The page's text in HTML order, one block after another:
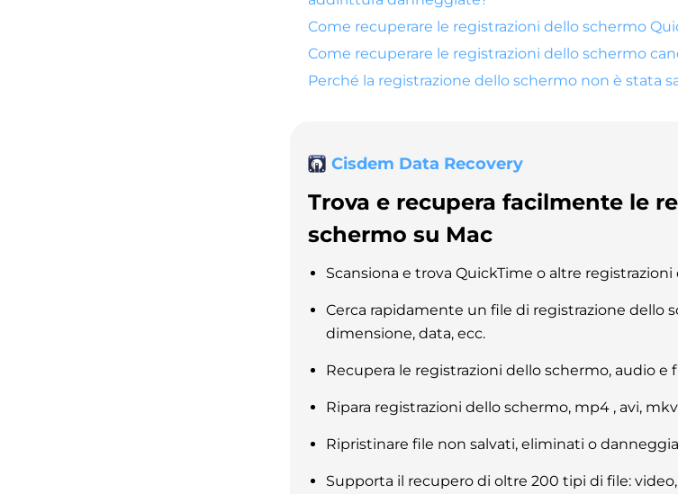
Come recuperare le registrazioni dello schermo
Come recuperare le registrazioni dello schermo
Perché la registrazione dello schermo non è stata
Cisdem Data Recovery
Trova e recupera facilmente le
schermo su Mac
Scansiona e trova QuickTime o altre
Cerca rapidamente un file di registrazione dello
dimensione, data, ecc.
Recupera le registrazioni dello schermo, audio e
Ripara registrazioni dello schermo, mp4 , avi,
Ripristinare file non salvati, eliminati o
Supporta il recupero di oltre 200 tipi di file: